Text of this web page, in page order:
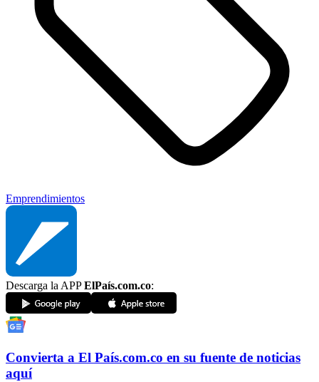
Emprendimientos
Descarga la APPElPaís.com.co:
Convierta a El País.com.co en su fuente de noticias
aquí